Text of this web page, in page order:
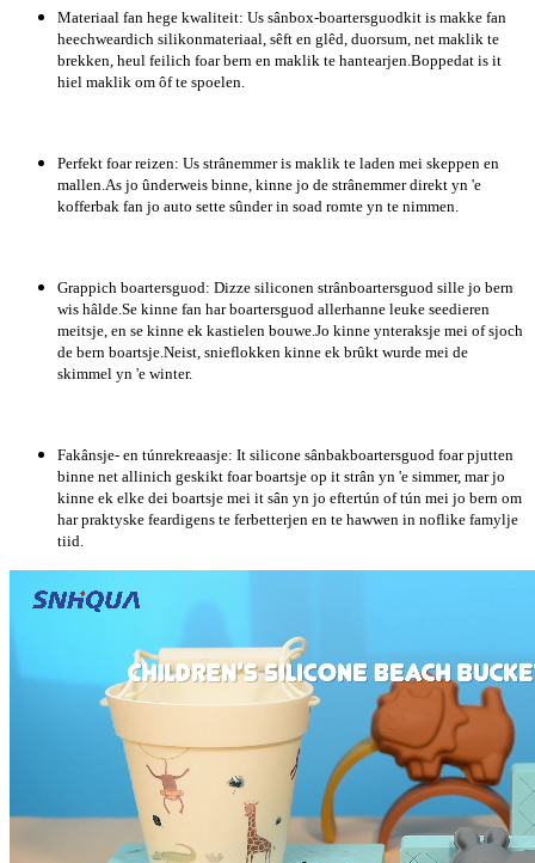
Materiaal fan hege kwaliteit: Us sânbox-boartersguodkit is makke fan
heechweardich silikonmateriaal, sêft en glêd, duorsum, net maklik te
brekken, heul feilich foar bern en maklik te hantearjen.Boppedat is it
hiel maklik om ôf te spoelen.
Perfekt foar reizen: Us strânemmer is maklik te laden mei skeppen en
mallen.As jo ​​​​ûnderweis binne, kinne jo de strânemmer direkt yn 'e
kofferbak fan jo auto sette sûnder in soad romte yn te nimmen.
Grappich boartersguod: Dizze siliconen strânboartersguod sille jo bern
wis hâlde.Se kinne fan har boartersguod allerhanne leuke seedieren
meitsje, en se kinne ek kastielen bouwe.Jo kinne ynteraksje mei of sjoch
de bern boartsje.Neist, snieflokken kinne ek brûkt wurde mei de
skimmel yn 'e winter.
Fakânsje- en túnrekreaasje: It silicone sânbakboartersguod foar pjutten
binne net allinich geskikt foar boartsje op it strân yn 'e simmer, mar jo
kinne ek elke dei boartsje mei it sân yn jo eftertún of tún mei jo bern om
har praktyske feardigens te ferbetterjen en te hawwen in noflike famylje
tiid.